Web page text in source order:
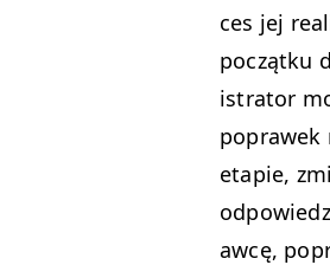
ces jej
początku
is­tra­tor
poprawek
etapie,
aw­cę,